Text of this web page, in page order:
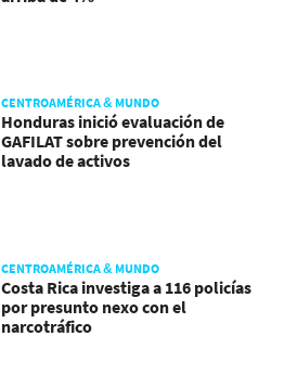
CENTROAMÉRICA & MUNDO
Honduras inició evaluación de
GAFILAT sobre prevención del
lavado de activos
CENTROAMÉRICA & MUNDO
Costa Rica investiga a 116 policías
por presunto nexo con el
narcotráfico